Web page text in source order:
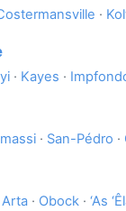
·
· Kayes ·
· San-Pédro ·
Arta · Obock · ‘As